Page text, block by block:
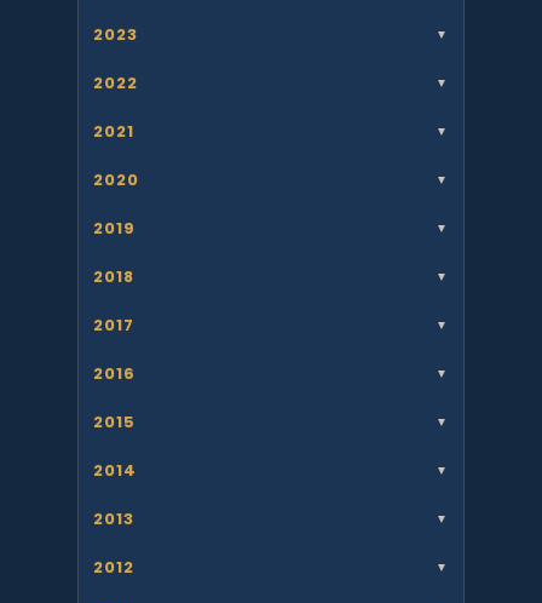
2023 ▼
2022 ▼
2021 ▼
2020 ▼
2019 ▼
2018 ▼
2017 ▼
2016 ▼
2015 ▼
2014 ▼
2013 ▼
2012 ▼